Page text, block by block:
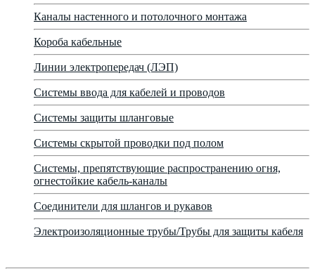
Каналы настенного и потолочного монтажа
Короба кабельные
Линии электропередач (ЛЭП)
Системы ввода для кабелей и проводов
Системы защиты шланговые
Системы скрытой проводки под полом
Системы, препятствующие распространению огня,
огнестойкие кабель-каналы
Соединители для шлангов и рукавов
Электроизоляционные трубы/Трубы для защиты кабеля